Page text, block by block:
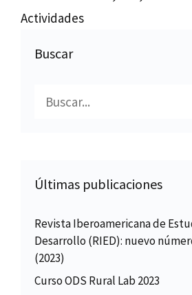
Actividades
Buscar
Últimas publicaciones
Revista Iberoamericana de
Desarrollo (RIED): nuevo
(2023)
Curso ODS Rural Lab 2023